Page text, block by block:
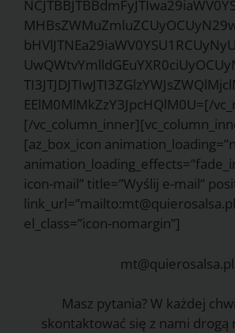
EElM0MlMkZzY3JpcHQlM0U=[/
[/
[az_box_icon
icon-mail” title=”Wyślij e-mail”
el_class=”icon-nomargin”]
mt@quierosalsa.pl
Masz pytania? W każdej
skontaktować się z nami drogą